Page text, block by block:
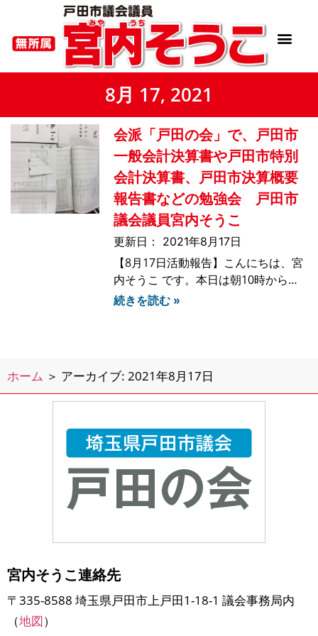
8月 17, 2021
会派「戸田の会」で、戸田市
一般会計決算書や戸田市特別
会計決算書、戸田市決算概要
報告書などの勉強会 戸田市
議会議員宮内そうこ
2021年8月17日
【8月17日活動報告】こんにちは、宮
内そうこ です。本日は朝10時から、
令和3年9月戸田市議会定例会議案等
ついて、傍聴させて
続きを読む »
ホーム ＞ アーカイブ: 2021年8月17日
宮内そうこ連絡先
〒335-8588 埼玉県戸田市上戸田1-18-1 議会事務局内
（地図）